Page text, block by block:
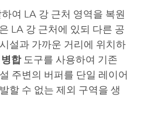
여 LA 강 근처 영역을 복원
LA 강 근처에 있되 다른 공
설과 가까운 거리에 위치하
합도구를 사용하여 기존
주변의 버퍼를 단일 레이어
할 수 없는 제외 구역을 생